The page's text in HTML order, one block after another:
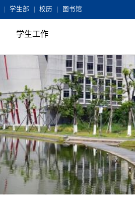
学生部 校历 图书馆
学生工作